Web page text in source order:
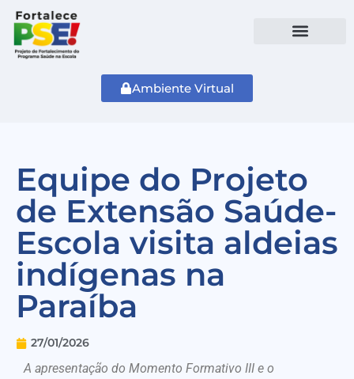
Ambiente Virtual
Equipe do Projeto
de Extensão Saúde-
Escola visita aldeias
indígenas na
Paraíba
27/01/2026
A apresentação do Momento Formativo III e o